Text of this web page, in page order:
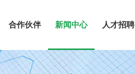
合作伙伴 新闻中心 人才招聘